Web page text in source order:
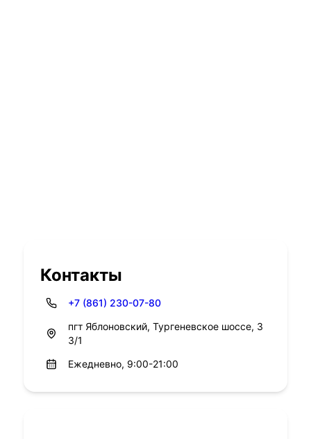
Контакты
+7 (861) 230-07-80
пгт Яблоновский, Тургеневское шоссе, 3
3/1
Ежедневно, 9:00-21:00